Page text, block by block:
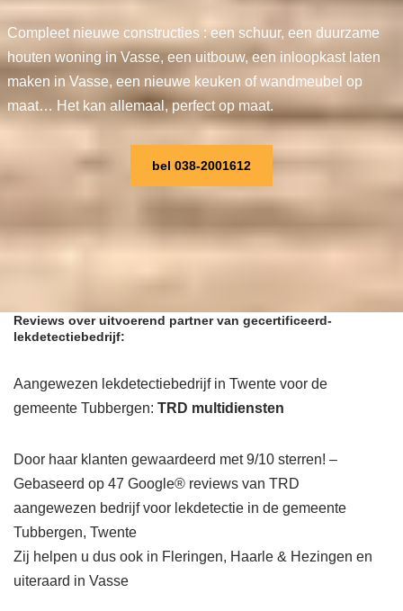
Compleet nieuwe constructies : een schuur, een duurzame
houten woning in Vasse, een uitbouw, een inloopkast laten
maken in Vasse, een nieuwe keuken of wandmeubel op
maat… Het kan allemaal, perfect op maat.
bel 038-2001612
Reviews over uitvoerend partner van gecertificeerd-
lekdetectiebedrijf:
Aangewezen lekdetectiebedrijf in Twente voor de
gemeente Tubbergen: TRD multidiensten
Door haar klanten gewaardeerd met 9/10 sterren! –
Gebaseerd op 47 Google® reviews van TRD
aangewezen bedrijf voor lekdetectie in de gemeente
Tubbergen, Twente
Zij helpen u dus ook in Fleringen, Haarle & Hezingen en
uiteraard in Vasse